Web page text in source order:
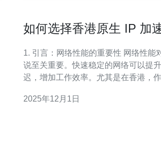
如何选择香港原生 IP 加
1. 引言：网络性能的重要性 网络性能对企业和个人用户来
说至关重要。快速稳定的网络可以提
迟，增加工作效率。尤其是在香港，
此，选择合适的香港原生 IP 加速器显得尤
2025年12月1日